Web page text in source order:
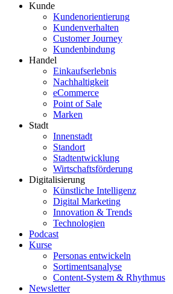
Kunde
Kundenorientierung
Kundenverhalten
Customer Journey
Kundenbindung
Handel
Einkaufserlebnis
Nachhaltigkeit
eCommerce
Point of Sale
Marken
Stadt
Innenstadt
Standort
Stadtentwicklung
Wirtschaftsförderung
Digitalisierung
Künstliche Intelligenz
Digital Marketing
Innovation & Trends
Technologien
Podcast
Kurse
Personas entwickeln
Sortimentsanalyse
Content-System & Rhythmus
Newsletter